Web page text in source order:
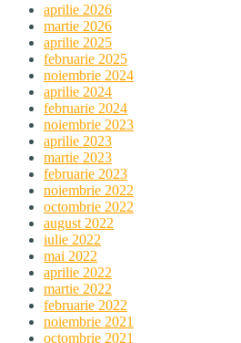
aprilie 2026
martie 2026
aprilie 2025
februarie 2025
noiembrie 2024
aprilie 2024
februarie 2024
noiembrie 2023
aprilie 2023
martie 2023
februarie 2023
noiembrie 2022
octombrie 2022
august 2022
iulie 2022
mai 2022
aprilie 2022
martie 2022
februarie 2022
noiembrie 2021
octombrie 2021